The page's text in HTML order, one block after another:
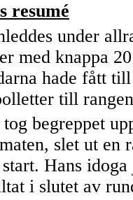
resumé
under
med knappa
hade fått
till
tog begreppet
slet ut en
Hans
i slutet av